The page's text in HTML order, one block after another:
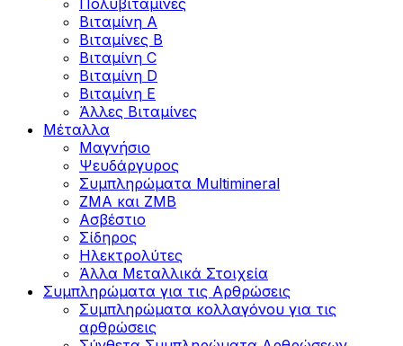
Βιταμίνη Α
Βιταμίνες Β
Βιταμίνη C
Βιταμίνη D
Βιταμίνη Ε
Άλλες Βιταμίνες
Μέταλλα
Μαγνήσιο
Ψευδάργυρος
Συμπληρώματα Multimineral
ZMA και ZMB
Ασβέστιο
Σίδηρος
Ηλεκτρολύτες
Άλλα Mεταλλικά Στοιχεία
Συμπληρώματα για τις Αρθρώσεις
Συμπληρώματα κολλαγόνου για τις
αρθρώσεις